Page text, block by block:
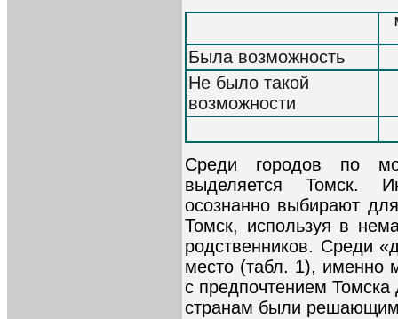
Была возможность
Не было такой
возможности
Среди городов по
выделяется Томск.
осознанно выбирают
Томск, используя в
родственников. Среди
место (табл. 1), именно
с предпочтением
странам были